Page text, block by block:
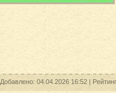
Добавлено: 04.04.2026 16:52 |